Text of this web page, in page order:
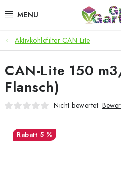
Inhalt
ANGEBOTE
LED PFLANZENLAMPEN
ANBAUBEDARF FÜR DEN
Aktivkohlefilter CAN Lite
CAN-Lite 150
Flansch)
Nicht bewertet
5 %